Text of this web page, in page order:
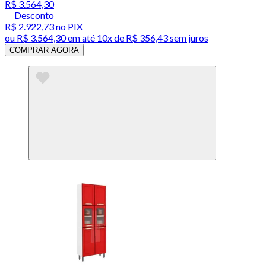
R$ 3.564,30
Desconto
R$ 2.922,73no PIX
ou R$ 3.564,30em até 10x de R$ 356,43 sem juros
COMPRAR AGORA